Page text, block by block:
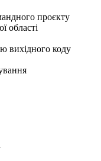
проєкту
області
вихідного коду